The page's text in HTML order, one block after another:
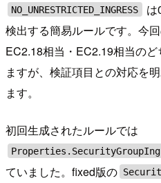
NO_UNRESTRICTED_INGRESS
は
検出する簡易ルールです。今
EC2.18相当・EC2.19相当の
ますが、検証項目との対応を
ます。
初回生成されたルールでは
ていました。fixed版の